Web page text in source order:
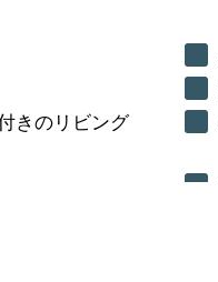
きのリビング